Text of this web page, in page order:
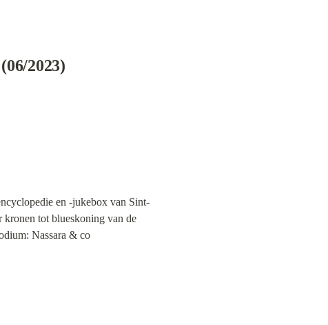
2023)
en -jukebox van Sint-
tot blueskoning van de
Nassara & co